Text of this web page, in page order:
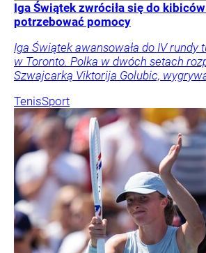
Iga Świątek zwróciła się do
potrzebować pomocy
Iga Świątek awansowała do IV rundy
w Toronto. Polka w dwóch setach
Szwajcarką Viktorija Golubic,
TenisSport